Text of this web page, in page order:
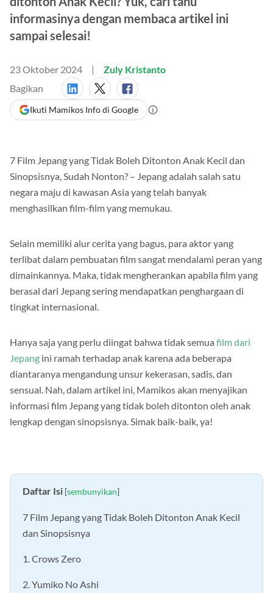
informasinya dengan membaca artikel ini
sampai selesai!
23 Oktober 2024
Zuly Kristanto
Bagikan
Ikuti Mamikos Info di Google
7 Film Jepang yang Tidak Boleh Ditonton Anak Kecil dan
Sinopsisnya, Sudah Nonton? – Jepang adalah salah satu
negara maju di kawasan Asia yang telah banyak
menghasilkan film-film yang memukau.
Selain memiliki alur cerita yang bagus, para aktor yang
terlibat dalam pembuatan film sangat mendalami peran yang
dimainkannya. Maka, tidak mengherankan apabila film yang
berasal dari Jepang sering mendapatkan penghargaan di
tingkat internasional.
Hanya saja yang perlu diingat bahwa tidak semua film dari
Jepang ini ramah terhadap anak karena ada beberapa
diantaranya mengandung unsur kekerasan, sadis, dan
sensual. Nah, dalam artikel ini, Mamikos akan menyajikan
informasi film Jepang yang tidak boleh ditonton oleh anak
lengkap dengan sinopsisnya. Simak baik-baik, ya!
Daftar Isi [sembunyikan]
7 Film Jepang yang Tidak Boleh Ditonton Anak Kecil
dan Sinopsisnya
1. Crows Zero
2. Yumiko No Ashi